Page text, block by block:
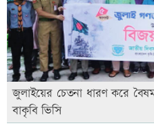
জুলাইয়ের চেতনা ধারণ করে
বাকৃবি ভিসি